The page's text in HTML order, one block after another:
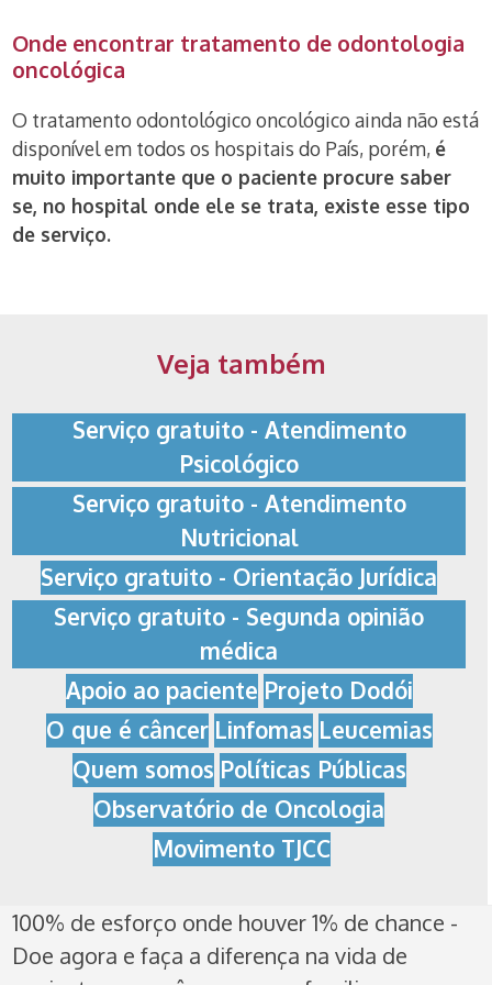
Onde encontrar tratamento de odontologia
oncológica
O tratamento odontológico oncológico ainda não está
disponível em todos os hospitais do País, porém, é
muito importante que o paciente procure saber
se, no hospital onde ele se trata, existe esse tipo
de serviço.
Veja também
Serviço gratuito - Atendimento
Psicológico
Serviço gratuito - Atendimento
Nutricional
Serviço gratuito - Orientação Jurídica
Serviço gratuito - Segunda opinião
médica
Apoio ao paciente Projeto Dodói
O que é câncer Linfomas Leucemias
Quem somos Políticas Públicas
Observatório de Oncologia
Movimento TJCC
100% de esforço onde houver 1% de chance -
Doe agora e faça a diferença na vida de